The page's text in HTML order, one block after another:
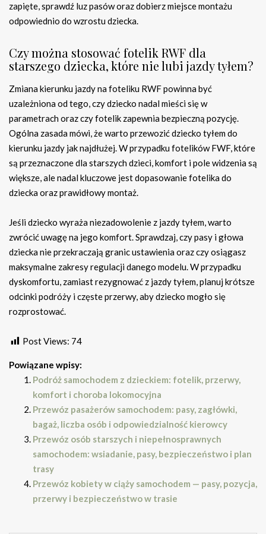
zapięte, sprawdź luz pasów oraz dobierz miejsce montażu
odpowiednio do wzrostu dziecka.
Czy można stosować fotelik RWF dla
starszego dziecka, które nie lubi jazdy tyłem?
Zmiana kierunku jazdy na foteliku RWF powinna być
uzależniona od tego, czy dziecko nadal mieści się w
parametrach oraz czy fotelik zapewnia bezpieczną pozycję.
Ogólna zasada mówi, że warto przewozić dziecko tyłem do
kierunku jazdy jak najdłużej. W przypadku fotelików FWF, które
są przeznaczone dla starszych dzieci, komfort i pole widzenia są
większe, ale nadal kluczowe jest dopasowanie fotelika do
dziecka oraz prawidłowy montaż.
Jeśli dziecko wyraża niezadowolenie z jazdy tyłem, warto
zwrócić uwagę na jego komfort. Sprawdzaj, czy pasy i głowa
dziecka nie przekraczają granic ustawienia oraz czy osiągasz
maksymalne zakresy regulacji danego modelu. W przypadku
dyskomfortu, zamiast rezygnować z jazdy tyłem, planuj krótsze
odcinki podróży i częste przerwy, aby dziecko mogło się
rozprostować.
Post Views: 74
Powiązane wpisy:
Podróż samochodem z dzieckiem: fotelik, przerwy,
komfort i choroba lokomocyjna
Przewóz pasażerów samochodem: pasy, zagłówki,
bagaż, liczba osób i odpowiedzialność kierowcy
Przewóz osób starszych i niepełnosprawnych
samochodem: wsiadanie, pasy, bezpieczeństwo i plan
trasy
Przewóz kobiety w ciąży samochodem — pasy, pozycja,
przerwy i bezpieczeństwo w trasie